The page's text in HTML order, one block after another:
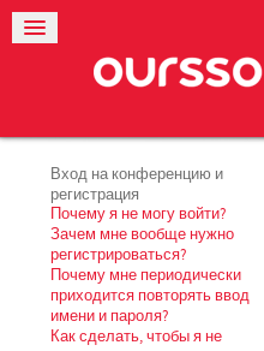
Вход на конференцию и
регистрация
Почему я не могу войти?
Зачем мне вообще нужно
регистрироваться?
Почему мне периодически
приходится повторять ввод
имени и пароля?
Как сделать, чтобы я не